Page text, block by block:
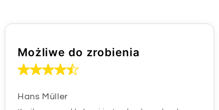
Możliwe do zrobienia
Hans Müller